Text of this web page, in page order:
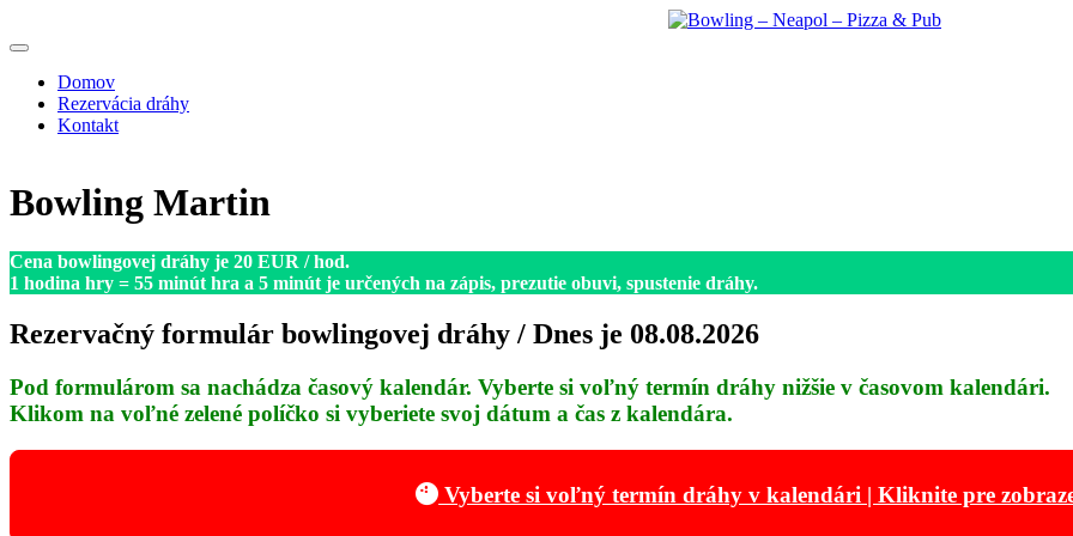
na
Domov
Rezervácia dráhy
Kontakt
Bowling Martin
Cena bowlingovej dráhy je 20 EUR / hod.
1 hodina hry = 55 minút hra a 5 minút je určených na zápis, prezutie obuvi, spustenie dráhy.
Rezervačný formulár bowlingovej dráhy / Dnes je 08.08.2026
Pod formulárom sa nachádza časový kalendár. Vyberte si voľný termín dráhy nižšie v časovom kalendári.
Klikom na voľné zelené políčko si vyberiete svoj dátum a čas z kalendára.
Vyberte si voľný termín dráhy v kalendári | Kliknite pre